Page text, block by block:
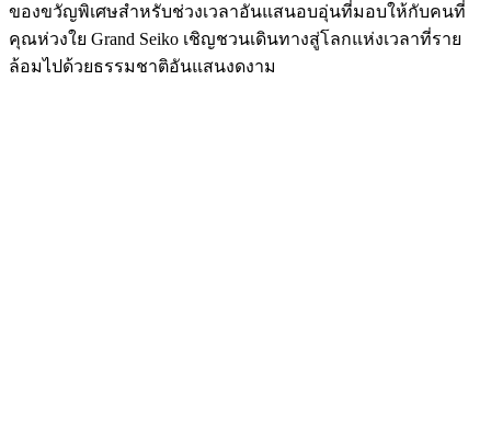
ของขวัญพิเศษสำหรับช่วงเวลาอันแสนอบอุ่นที่มอบให้กับคนที่
คุณห่วงใย Grand Seiko เชิญชวนเดินทางสู่โลกแห่งเวลาที่ราย
ล้อมไปด้วยธรรมชาติอันแสนงดงาม